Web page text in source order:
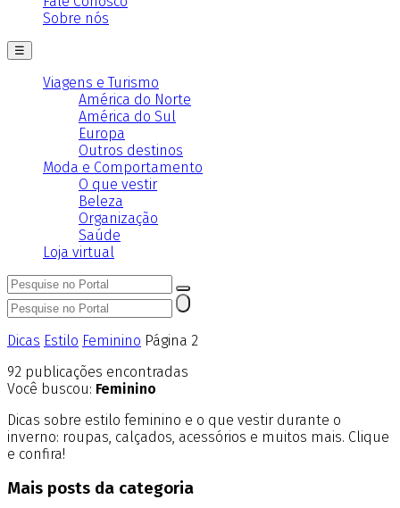
Sobre nós
☰
Viagens e Turismo
América do Norte
América do Sul
Europa
Outros destinos
Moda e Comportamento
O que vestir
Beleza
Organização
Saúde
Loja virtual
Dicas Estilo Feminino Página 2
92 publicações encontradas
Você buscou: Feminino
Dicas sobre estilo feminino e o que vestir durante o
inverno: roupas, calçados, acessórios e muitos mais. Clique
e confira!
Mais posts da categoria